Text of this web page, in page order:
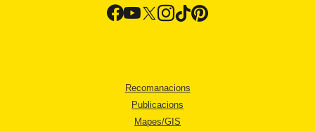
Recomanacions
Publicacions
Mapes/GIS